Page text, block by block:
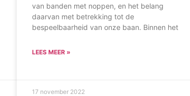
van banden met noppen, en het belang
daarvan met betrekking tot de
bespeelbaarheid van onze baan. Binnen het
LEES MEER »
17 november 2022